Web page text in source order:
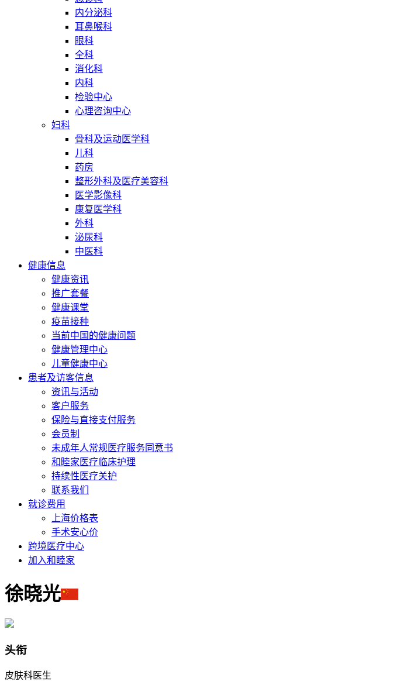
内分泌科
耳鼻喉科
眼科
全科
消化科
内科
检验中心
心理咨询中心
妇科
骨科及运动医学科
儿科
药房
整形外科及医疗美容科
医学影像科
康复医学科
外科
泌尿科
中医科
健康信息
健康资讯
推广套餐
健康课堂
疫苗接种
当前中国的健康问题
健康管理中心
儿童健康中心
患者及访客信息
资讯与活动
客户服务
保险与直接支付服务
会员制
未成年人常规医疗服务同意书
和睦家医疗临床护理
持续性医疗关护
联系我们
就诊费用
上海价格表
手术安心价
跨境医疗中心
加入和睦家
徐晓光
头衔
皮肤科医生